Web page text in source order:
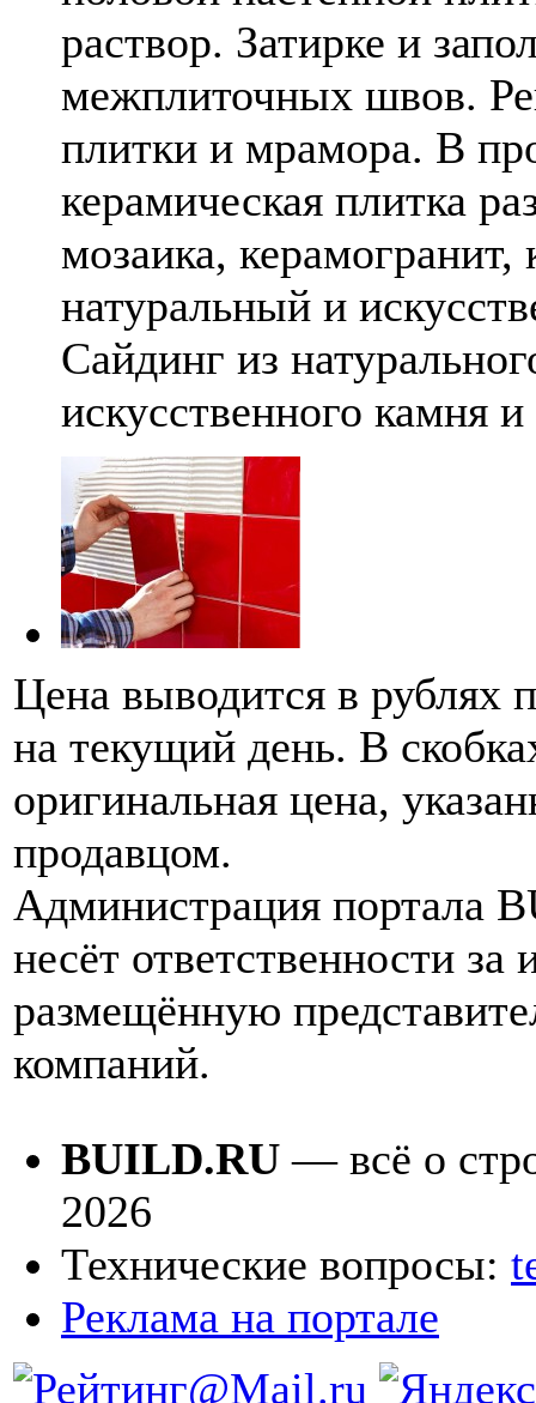
раствор. Затирке и
межплиточных швов.
плитки и мрамора. В
керамическая плитка
мозаика, керамогранит,
натуральный и
Сайдинг из
искусственного камня
Цена выводится в рублях
на текущий день. В
оригинальная цена,
продавцом.
Администрация портала
несёт ответственности
размещённую
компаний.
BUILD.RU — всё о
2026
Технические вопросы:
Реклама на портале